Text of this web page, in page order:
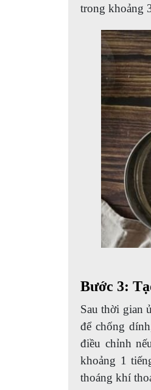
trong khoảng
Bước 3:
Sau thời gian
để chống
điều chỉnh
khoảng 1
thoáng khí